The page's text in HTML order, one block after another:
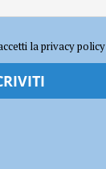
Notizie ,Nuoto,Sport
la privacy policy